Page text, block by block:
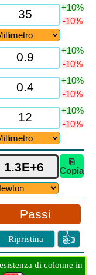
+10%
-10%
+10%
-10%
+10%
-10%
+10%
-10%
⎘
Copia
Passi
Ripristina 👍
di colonne in